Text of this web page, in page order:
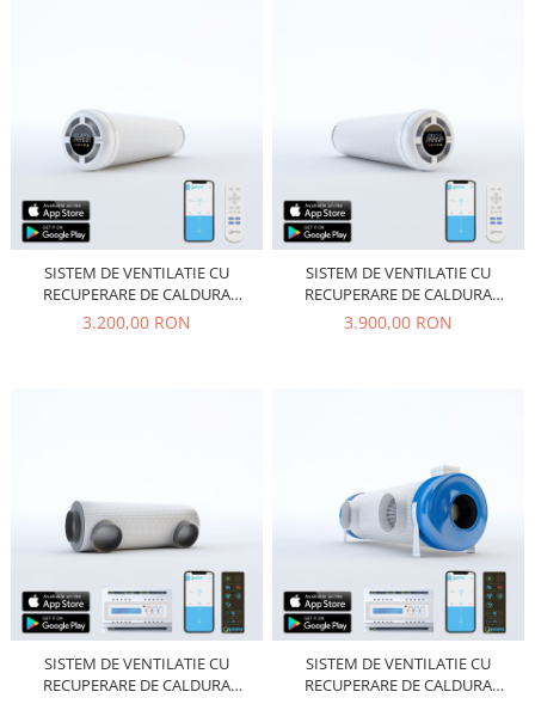
SISTEM DE VENTILATIE CU
RECUPERARE DE CALDURA
PRANA 200G PREMIUM
3.200,00 RON
SISTEM DE VENTILATIE CU
RECUPERARE DE CALDURA
PRANA 200G PREMIUM PLUS
3.900,00 RON
SISTEM DE VENTILATIE CU
RECUPERARE DE CALDURA
SISTEM DE VENTILATIE CU
RECUPERARE DE CALDURA